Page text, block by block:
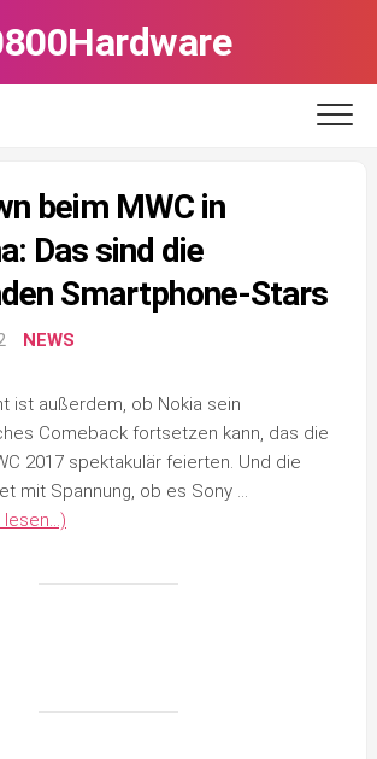
beim MWC in
Das sind die
Smartphone-Stars
NEWS
ist außerdem, ob Nokia sein
Comeback fortsetzen kann, das die
2017 spektakulär feierten. Und die
mit Spannung, ob es Sony …
lesen…)